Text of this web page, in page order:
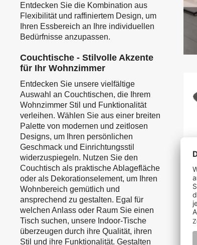
Entdecken Sie die Kombination aus
Flexibilität und raffiniertem Design, um
Ihren Essbereich an Ihre individuellen
Bedürfnisse anzupassen.
Couchtische - Stilvolle Akzente
für Ihr Wohnzimmer
Entdecken Sie unsere vielfältige
Auswahl an Couchtischen, die Ihrem
Wohnzimmer Stil und Funktionalität
verleihen. Wählen Sie aus einer breiten
Palette von modernen und zeitlosen
Designs, um Ihren persönlichen
Geschmack und Einrichtungsstil
widerzuspiegeln. Nutzen Sie den
Couchtisch als praktische Ablagefläche
oder als Dekorationselement, um Ihren
Wohnbereich gemütlich und
ansprechend zu gestalten. Egal für
welchen Anlass oder Raum Sie einen
Tisch suchen, unsere Indoor-Tische
überzeugen durch ihre Qualität, ihren
Stil und ihre Funktionalität. Gestalten